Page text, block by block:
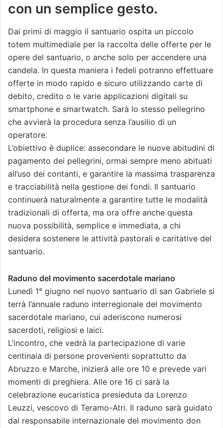
con un semplice gesto.
Dai primi di maggio il santuario ospita un piccolo
totem multimediale per la raccolta delle offerte per le
opere del santuario, o anche solo per accendere una
candela. In questa maniera i fedeli potranno effettuare
offerte in modo rapido e sicuro utilizzando carte di
debito, credito o le varie applicazioni digitali su
smartphone e smartwatch. Sarà lo stesso pellegrino
che avvierà la procedura senza l’ausilio di un
operatore.
L’obiettivo è duplice: assecondare le nuove abitudini di
pagamento dei pellegrini, ormai sempre meno abituati
all’uso dei contanti, e garantire la massima trasparenza
e tracciabilità nella gestione dei fondi. Il santuario
continuerà naturalmente a garantire tutte le modalità
tradizionali di offerta, ma ora offre anche questa
nuova possibilità, semplice e immediata, a chi
desidera sostenere le attività pastorali e caritative del
santuario.
Raduno del movimento sacerdotale mariano
Lunedì 1° giugno nel nuovo santuario di san Gabriele si
terrà l’annuale raduno interregionale del movimento
sacerdotale mariano, cui aderiscono numerosi
sacerdoti, religiosi e laici.
L’incontro, che vedrà la partecipazione di varie
centinaia di persone provenienti soprattutto da
Abruzzo e Marche, inizierà alle ore 10 e prevede vari
momenti di preghiera. Alle ore 16 ci sarà la
celebrazione eucaristica presieduta da Lorenzo
Leuzzi, vescovo di Teramo-Atri. Il raduno sarà guidato
dal responsabile internazionale del movimento don